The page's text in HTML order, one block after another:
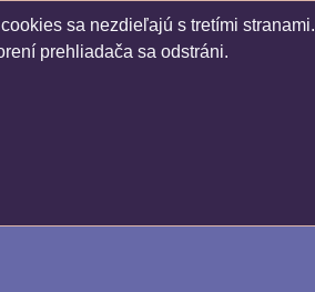
sa nezdieľajú s tretími stranami.
prehliadača sa odstráni.